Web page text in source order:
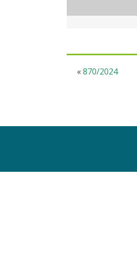
«870/2024